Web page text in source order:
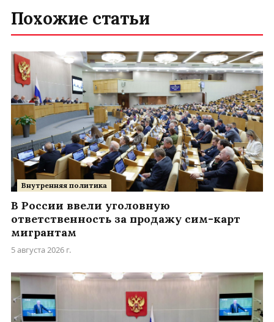
Похожие статьи
Внутренняя политика
В России ввели уголовную
ответственность за продажу сим-карт
мигрантам
5 августа 2026 г.